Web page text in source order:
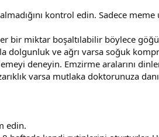
kontrol edin. Sadece
bir miktar boşaltılabilir böylece
dolgunluk ve ağrı varsa soğuk
deneyin. Emzirme aralarını
varsa mutlaka doktorunuza
edin.